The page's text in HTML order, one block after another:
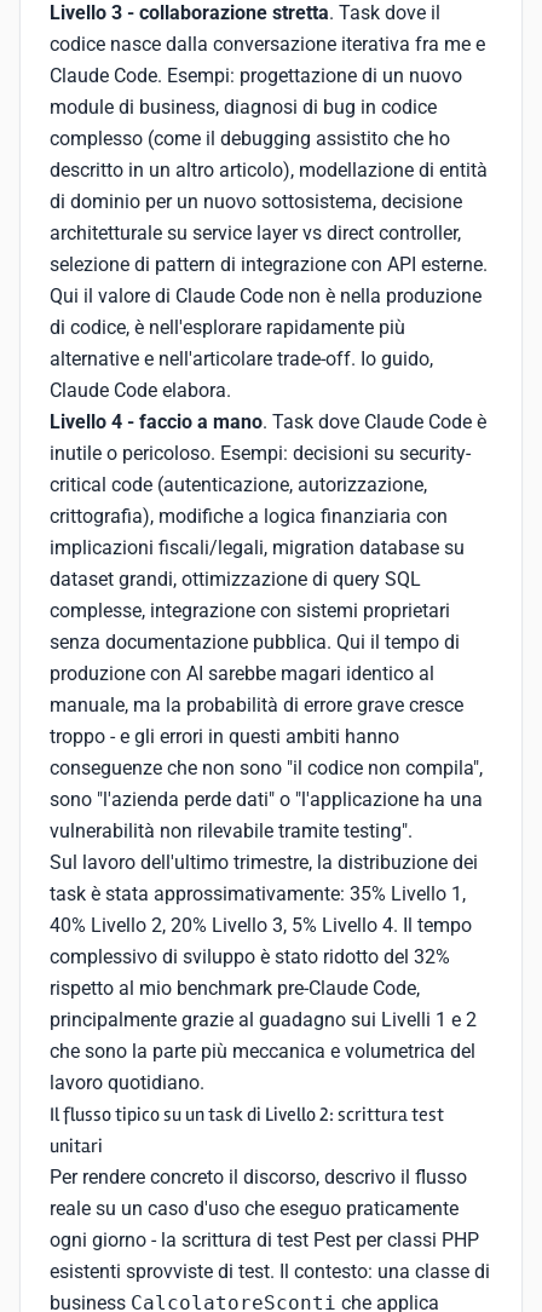
Livello 3 - collaborazione stretta. Task dove il
codice nasce dalla conversazione iterativa fra me e
Claude Code. Esempi: progettazione di un nuovo
module di business, diagnosi di bug in codice
complesso (come il debugging assistito che ho
descritto in un altro articolo), modellazione di entità
di dominio per un nuovo sottosistema, decisione
architetturale su service layer vs direct controller,
selezione di pattern di integrazione con API esterne.
Qui il valore di Claude Code non è nella produzione
di codice, è nell'esplorare rapidamente più
alternative e nell'articolare trade-off. Io guido,
Claude Code elabora.
Livello 4 - faccio a mano. Task dove Claude Code è
inutile o pericoloso. Esempi: decisioni su security-
critical code (autenticazione, autorizzazione,
crittografia), modifiche a logica finanziaria con
implicazioni fiscali/legali, migration database su
dataset grandi, ottimizzazione di query SQL
complesse, integrazione con sistemi proprietari
senza documentazione pubblica. Qui il tempo di
produzione con AI sarebbe magari identico al
manuale, ma la probabilità di errore grave cresce
troppo - e gli errori in questi ambiti hanno
conseguenze che non sono "il codice non compila",
sono "l'azienda perde dati" o "l'applicazione ha una
vulnerabilità non rilevabile tramite testing".
Sul lavoro dell'ultimo trimestre, la distribuzione dei
task è stata approssimativamente: 35% Livello 1,
40% Livello 2, 20% Livello 3, 5% Livello 4. Il tempo
complessivo di sviluppo è stato ridotto del 32%
rispetto al mio benchmark pre-Claude Code,
principalmente grazie al guadagno sui Livelli 1 e 2
che sono la parte più meccanica e volumetrica del
lavoro quotidiano.
Il flusso tipico su un task di Livello 2: scrittura test
unitari
Per rendere concreto il discorso, descrivo il flusso
reale su un caso d'uso che eseguo praticamente
ogni giorno - la scrittura di test Pest per classi PHP
esistenti sprovviste di test. Il contesto: una classe di
business CalcolatoreSconti che applica